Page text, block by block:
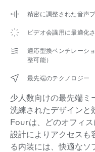
精密に調整された音声
ビデオ会議用に最適化
適応型換ベンチレーシ
整可能）
最先端のテクノロジー
少人数向けの最先端ミ
洗練されたデザイン
Fourは、どのオフィ
設計によりアクセスも
る内装には、快適なソ